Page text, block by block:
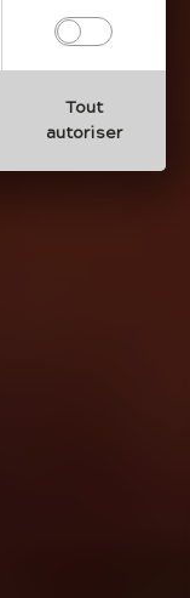
Tout
autoriser